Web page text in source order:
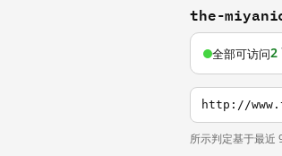
the-
全部可访问2
http://
所示判定基于最近